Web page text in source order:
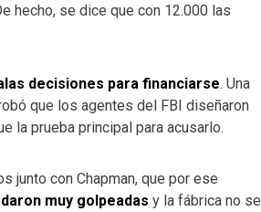
hecho, se dice que con 12.000 las
decisiones para financiarse. Una
que los agentes del FBI diseñaron
la prueba principal para acusarlo.
junto con Chapman, que por ese
muy golpeadas y la fábrica no se